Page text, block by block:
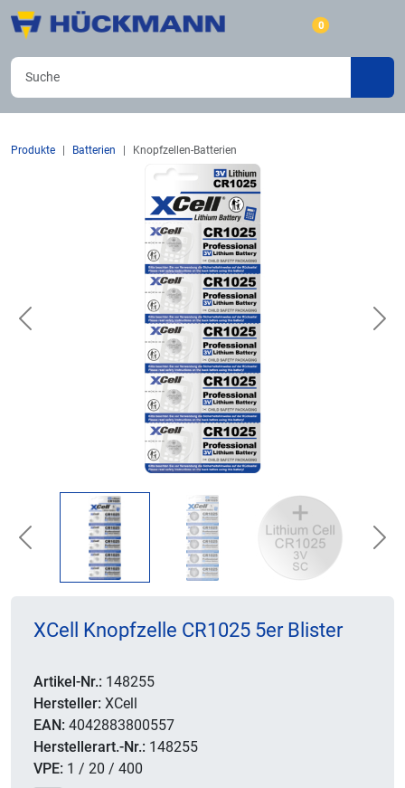
0
Produkte Batterien Knopfzellen-Batterien
Previous
Previous
XCell Knopfzelle CR1025 5er Blister
Artikel-Nr.: 148255
Hersteller: XCell
EAN: 4042883800557
Herstellerart.-Nr.: 148255
VPE: 1 / 20 / 400